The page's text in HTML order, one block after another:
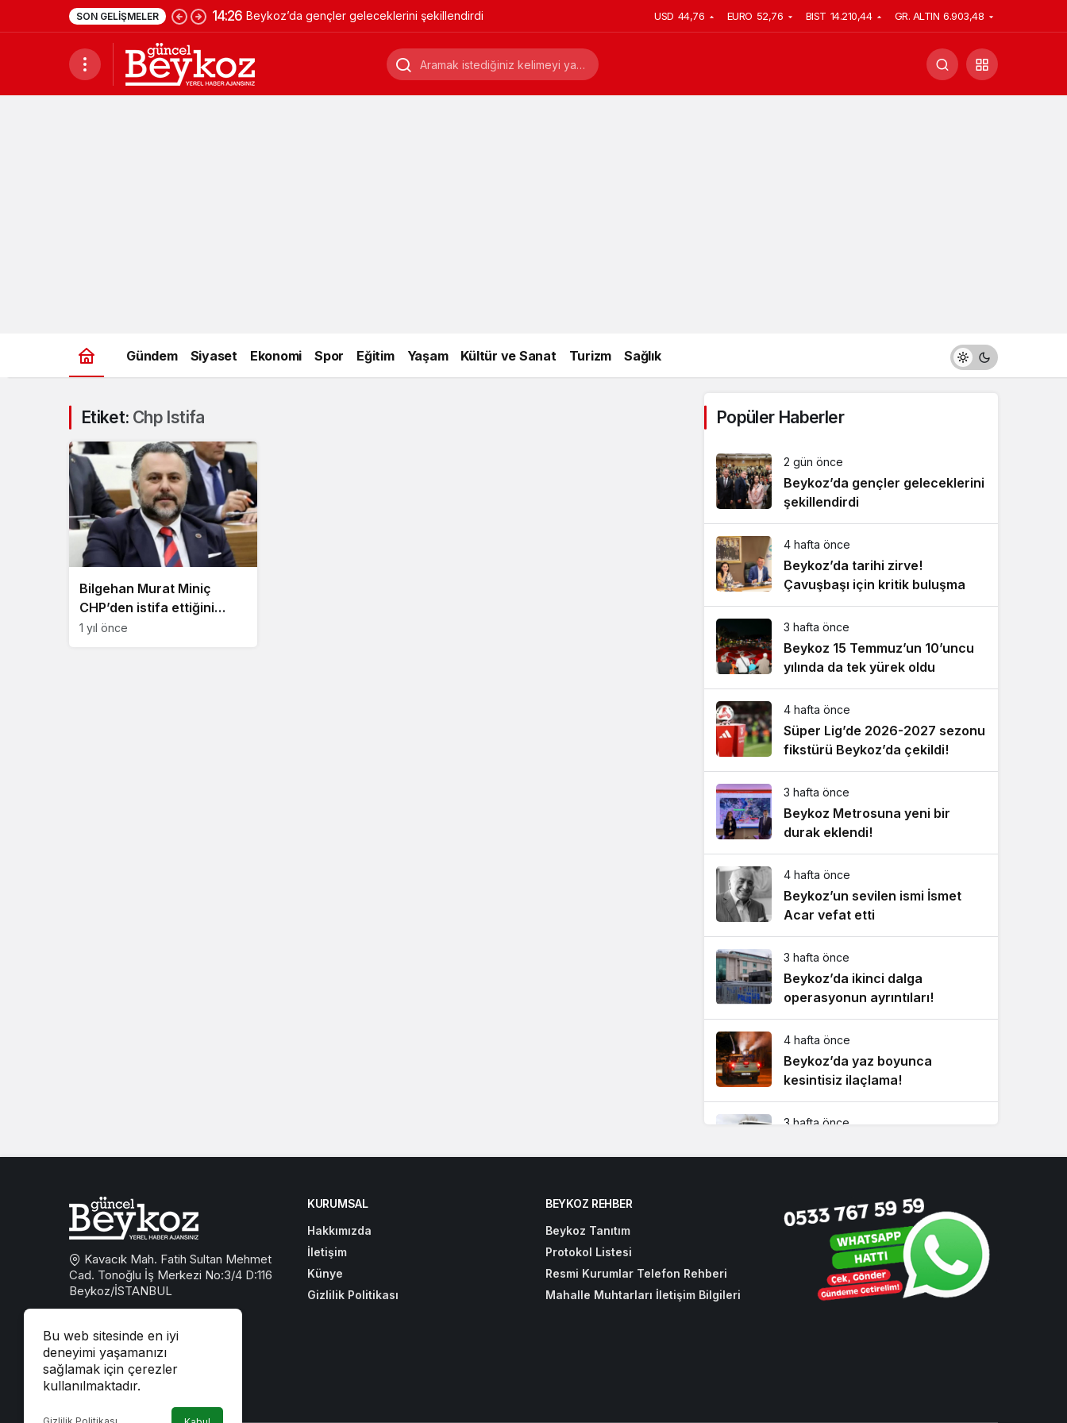
SON GELIŞMELER 14:26 Beykoz’da gençler geleceklerini şekillendirdi USD 44,76 EURO 52,76 BIST 14.210,44 GR. ALTIN 6.903,48
Gündem Siyaset Ekonomi Spor Eğitim Yaşam Kültür ve Sanat Turizm Sağlık
Etiket: Chp Istifa
Bilgehan Murat Miniç
CHP’den istifa ettiğini
açıkladı
1 yıl önce
Popüler Haberler
2 gün önce
Beykoz’da gençler geleceklerini
şekillendirdi
4 hafta önce
Beykoz’da tarihi zirve!
Çavuşbaşı için kritik buluşma
3 hafta önce
Beykoz 15 Temmuz’un 10’uncu
yılında da tek yürek oldu
4 hafta önce
Süper Lig’de 2026-2027 sezonu
fikstürü Beykoz’da çekildi!
3 hafta önce
Beykoz Metrosuna yeni bir
durak eklendi!
4 hafta önce
Beykoz’un sevilen ismi İsmet
Acar vefat etti
3 hafta önce
Beykoz’da ikinci dalga
operasyonun ayrıntıları!
4 hafta önce
Beykoz’da yaz boyunca
kesintisiz ilaçlama!
3 hafta önce
4 hafta önce
Beykoz’da bulduğu altın dolu
keseyi sahibine teslim etti!
Bu web sitesinde en iyi
deneyimi yaşamanızı
sağlamak için çerezler
kullanılmaktadır.
Kavacık Mah. Fatih Sultan Mehmet
Cad. Tonoğlu İş Merkezi No:3/4 D:116
Beykoz/İSTANBUL
beykozguncel@gmail.com
iletisim@beykozguncel.com
KURUMSAL
Hakkımızda
İletişim
Künye
Gizlilik Politikası
BEYKOZ REHBER
Beykoz Tanıtım
Protokol Listesi
Resmi Kurumlar Telefon Rehberi
Mahalle Muhtarları İletişim Bilgileri